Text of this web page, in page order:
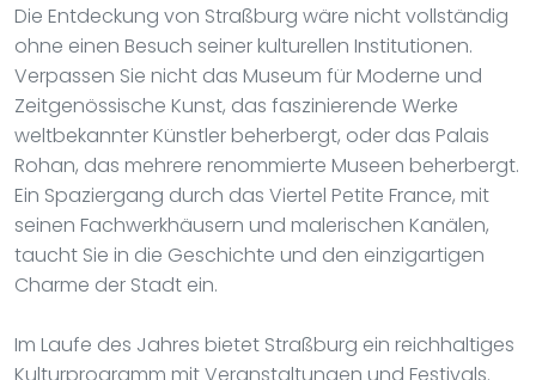
Die Entdeckung von Straßburg wäre nicht vollständig
ohne einen Besuch seiner kulturellen Institutionen.
Verpassen Sie nicht das Museum für Moderne und
Zeitgenössische Kunst, das faszinierende Werke
weltbekannter Künstler beherbergt, oder das Palais
Rohan, das mehrere renommierte Museen beherbergt.
Ein Spaziergang durch das Viertel Petite France, mit
seinen Fachwerkhäusern und malerischen Kanälen,
taucht Sie in die Geschichte und den einzigartigen
Charme der Stadt ein.
Im Laufe des Jahres bietet Straßburg ein reichhaltiges
Kulturprogramm mit Veranstaltungen und Festivals.